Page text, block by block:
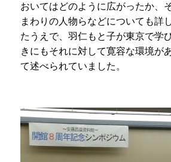
おいてはどのように広がったか、
まわりの人物らなどについても詳
たうえで、羽仁もと子が東京で学
きにもそれに対して寛容な環境が
て述べられていました。